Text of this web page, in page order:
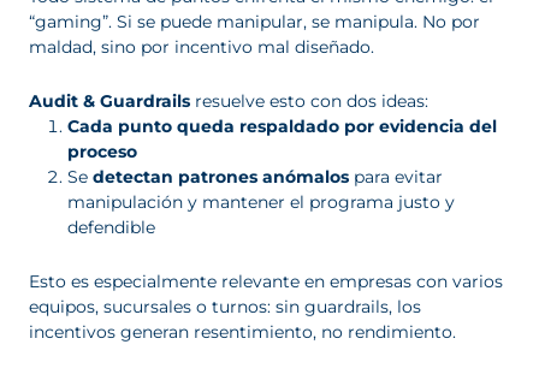
“gaming”. Si se puede manipular, se manipula. No por
maldad, sino por incentivo mal diseñado.
Audit & Guardrails resuelve esto con dos ideas:
Cada punto queda respaldado por evidencia del
proceso
Se detectan patrones anómalos para evitar
manipulación y mantener el programa justo y
defendible
Esto es especialmente relevante en empresas con varios
equipos, sucursales o turnos: sin guardrails, los
incentivos generan resentimiento, no rendimiento.